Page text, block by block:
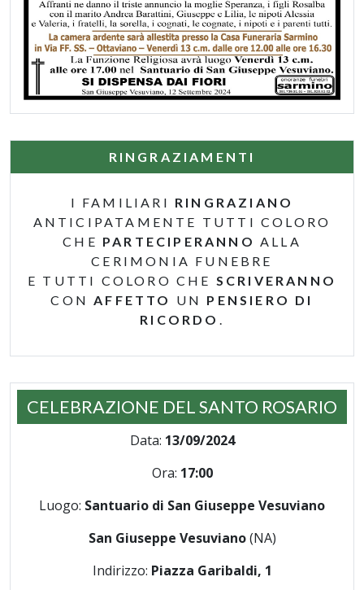
RINGRAZIAMENTI
I FAMILIARI RINGRAZIANO
ANTICIPATAMENTE TUTTI COLORO
CHE PARTECIPERANNO ALLA
CERIMONIA FUNEBRE
E TUTTI COLORO CHE SCRIVERANNO
CONAFFETTO UN PENSIERO DI
RICORDO .
CELEBRAZIONE DEL SANTO ROSARIO
Data: 13/09/2024
Ora: 17:00
Luogo: Santuario di San Giuseppe Vesuviano
San Giuseppe Vesuviano(NA)
Indirizzo: Piazza Garibaldi, 1